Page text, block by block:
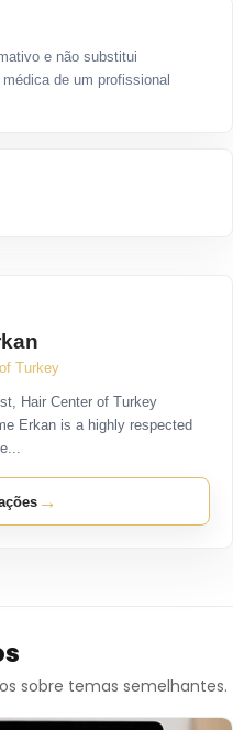
e não substitui
de um profissional
Turkey
Hair Center of Turkey
Erkan is a highly respected
→
sobre temas semelhantes.